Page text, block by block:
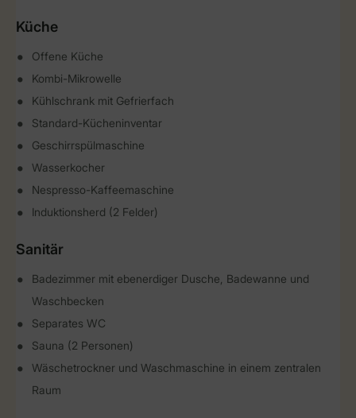
Küche
Offene Küche
Kombi-Mikrowelle
Kühlschrank mit Gefrierfach
Standard-Kücheninventar
Geschirrspülmaschine
Wasserkocher
Nespresso-Kaffeemaschine
Induktionsherd (2 Felder)
Sanitär
Badezimmer mit ebenerdiger Dusche, Badewanne und
Waschbecken
Separates WC
Sauna (2 Personen)
Wäschetrockner und Waschmaschine in einem zentralen
Raum